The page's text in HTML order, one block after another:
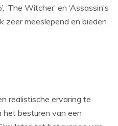
Witcher’ en ‘Assassin’s
zeer meeslepend en bieden
realistische ervaring te
het besturen van een